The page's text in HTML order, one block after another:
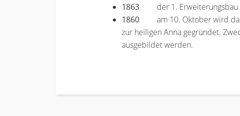
1863 der 1.
1860
am 10. Oktober wird
zur heiligen Anna gegründet.
ausgebildet werden.